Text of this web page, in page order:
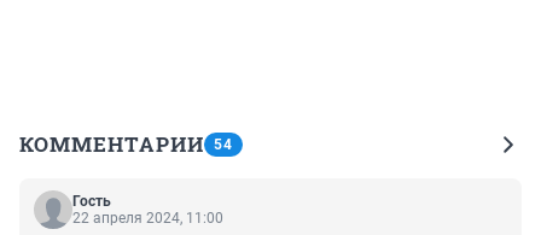
КОММЕНТАРИИ 54
Гость
22 апреля 2024, 11:00